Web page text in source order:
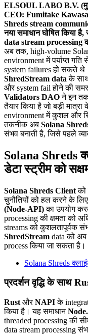
ELSOUL LABO B.V.
CEO: Fumitake
Shreds stream
नया समाधान घोषित किया
data stream processing
अब तक, high-volume
environment में पर्याप्त
system failures हो सकते
ShredStream data के
और system fail होने की
Validators DAOने इन
तैयार किया है जो बड़ी
environment में कुशल और
तकनीक अब Solana
संभव बनाती है, जिसे पहले
Solana Shreds
डेटा स्ट्रीम को
Solana Shreds Clientको
चुनौतियों को हल करने के
(Node-API)का उपयोग
processing की क्षमता को
streams को कुशलतापूर्वक
ShredStream data को अब
process किया जा सकता है।
Solana Shreds
प्रदर्शन वृद्धि के साथ
Rust औरNAPIके
किया है। यह समाधान
threaded processing की
data stream processing